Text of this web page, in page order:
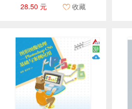
28.50 元 收藏